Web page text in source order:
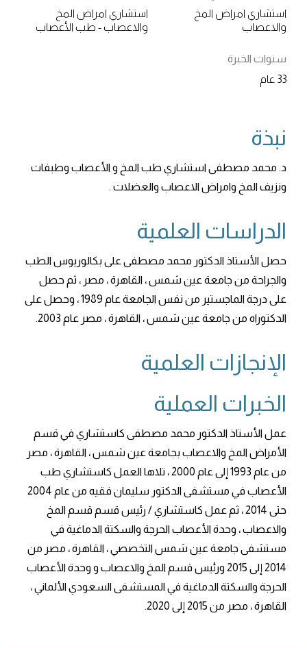
استشاري امراض المخ
والاعصاب
استشاري امراض المخ
والاعصاب - طب الأعصاب
سنوات الخبرة
33 عام
نبذة
د. محمد مصطفى استشاري طب المخ و الأعصاب وطبفات
ونزيف المخ وامراض الاعصاب والعضلات .
الدراسات العلمية
حصل الأستاذ الدكتور محمد مصطفى على بكالوريوس الطب
والجراحة من جامعة عين شمس ، القاهرة ، مصر ، ثم حصل
على درجة الماجستير من نفس الجامعة عام 1989 ، وحصل على
الدكتوراه من جامعة عين شمس ، القاهرة ، مصر عام 2003.
الإنجازات العلمية
الخبرات العملية
عمل الأستاذ الدكتور محمد مصطفى كاستشاري في قسم
الأمراض المخ والاعصاب بجامعة عين شمس ، القاهرة ، مصر
من عام 1993 إلى عام 2000 ، تلاها العمل كاستشاري طب
الأعصاب في مستشفى الدكتور سليمان فقيه من عام 2004
حتى 2014 ، ثم عمل كاستشاري / رئيس قسم قسم المخ
والاعصاب ، وحدة الأعصاب الحرجة والسكتة الدماغية في
مستشفى جامعة عين شمس التخصصي ، القاهرة ، مصر من
2014 إلى 2015 ورئيس قسم المخ والاعصاب و وحدة الأعصاب
الحرجة والسكتة الدماغية في المستشفى السعودي الألماني ،
القاهرة ، مصر من 2015 إلى 2020.